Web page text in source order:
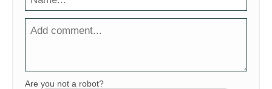
Are you not a robot?